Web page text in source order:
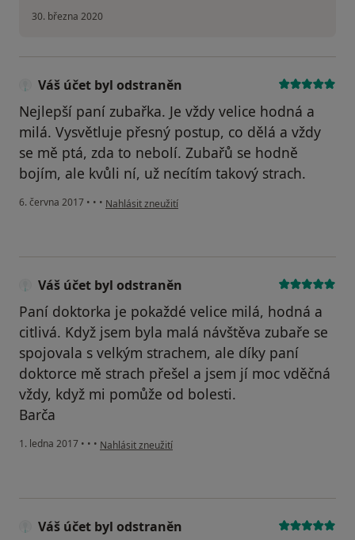
30. března 2020
Váš účet byl odstraněn
Nejlepší paní zubařka. Je vždy velice hodná a
milá. Vysvětluje přesný postup, co dělá a vždy
se mě ptá, zda to nebolí. Zubařů se hodně
bojím, ale kvůli ní, už necítím takový strach.
6. června 2017 • • • podle názoru uživatele Váš účet byl odstraněn
Nahlásit zneužití
Váš účet byl odstraněn
Paní doktorka je pokaždé velice milá, hodná a
citlivá. Když jsem byla malá návštěva zubaře se
spojovala s velkým strachem, ale díky paní
doktorce mě strach přešel a jsem jí moc vděčná
vždy, když mi pomůže od bolesti.
Barča
1. ledna 2017 • • • podle názoru uživatele Váš účet byl odstraněn
Nahlásit zneužití
Váš účet byl odstraněn